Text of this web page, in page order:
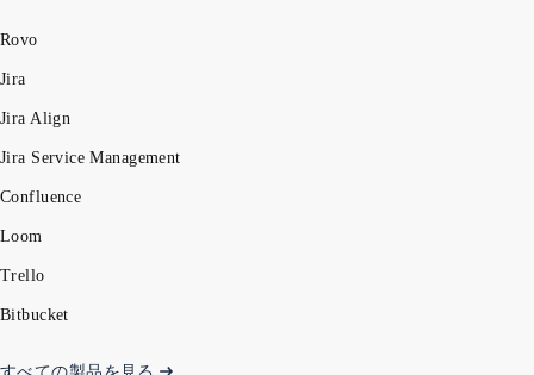
Rovo
Jira
Jira Align
Jira Service Management
Confluence
Loom
Trello
Bitbucket